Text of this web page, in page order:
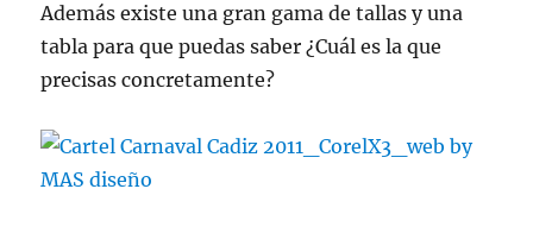
Además existe una gran gama de tallas y una
tabla para que puedas saber ¿Cuál es la que
precisas concretamente?